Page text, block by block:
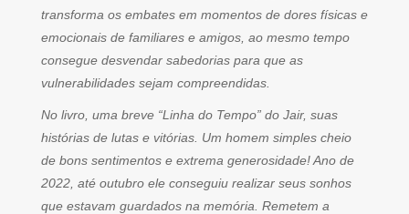
transforma os embates em momentos de dores físicas e
emocionais de familiares e amigos, ao mesmo tempo
consegue desvendar sabedorias para que as
vulnerabilidades sejam compreendidas.
No livro, uma breve “Linha do Tempo” do Jair, suas
histórias de lutas e vitórias. Um homem simples cheio
de bons sentimentos e extrema generosidade! Ano de
2022, até outubro ele conseguiu realizar seus sonhos
que estavam guardados na memória. Remetem a